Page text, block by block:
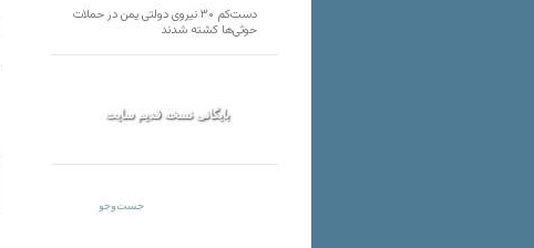
دست‌کم ۳۰ نیروی دولتی یمن در حملات
حوثی‌ها کشته شدند
بایگانی نسخه قدیم سایت